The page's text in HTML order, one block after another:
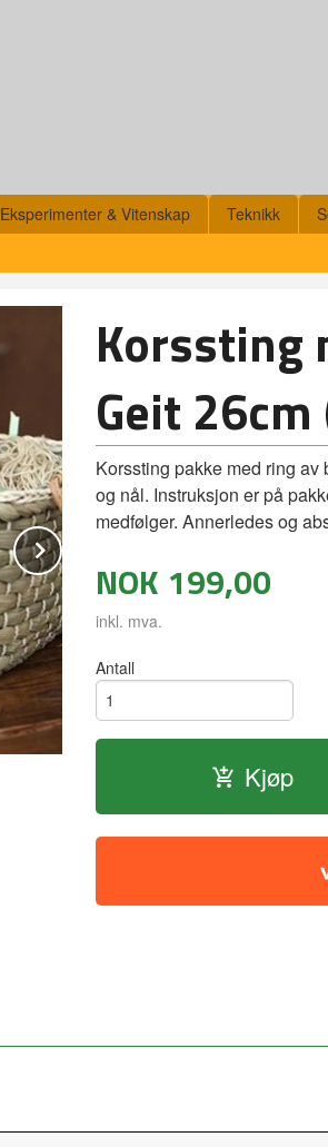
Eksperimenter & Vitenskap Teknikk
Next
Korssting
Geit
Korssting pakke med ring
og nål. Instruksjon er på
medfølger. Annerledes og
NOK 199,00
inkl. mva.
Antall
Kjøp